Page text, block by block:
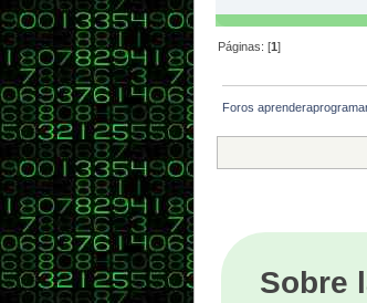
Páginas: [1]
Foros
Sobre